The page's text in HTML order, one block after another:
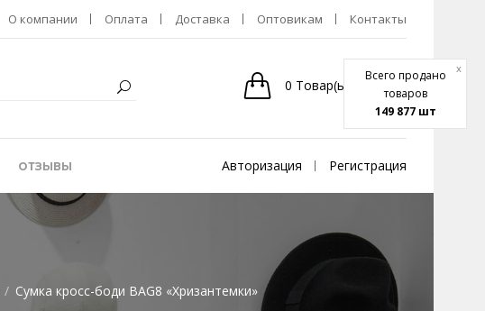
Всего продано
товаров
149 877 шт
x
О компании Оплата Доставка Оптовикам Контакты
0 Товар(ы) 0р.
ОТЗЫВЫ Авторизация Регистрация
Сумка кросс-боди BAG8 «Хризантемки»